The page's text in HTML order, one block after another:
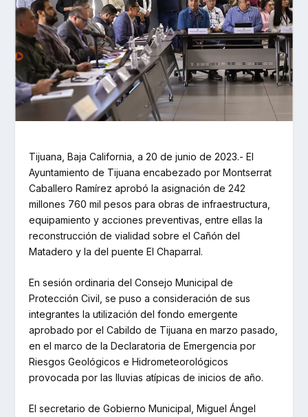
Tijuana, Baja California, a 20 de junio de 2023.- El
Ayuntamiento de Tijuana encabezado por Montserrat
Caballero Ramírez aprobó la asignación de 242
millones 760 mil pesos para obras de infraestructura,
equipamiento y acciones preventivas, entre ellas la
reconstrucción de vialidad sobre el Cañón del
Matadero y la del puente El Chaparral.
En sesión ordinaria del Consejo Municipal de
Protección Civil, se puso a consideración de sus
integrantes la utilización del fondo emergente
aprobado por el Cabildo de Tijuana en marzo pasado,
en el marco de la Declaratoria de Emergencia por
Riesgos Geológicos e Hidrometeorológicos
provocada por las lluvias atípicas de inicios de año.
El secretario de Gobierno Municipal, Miguel Ángel